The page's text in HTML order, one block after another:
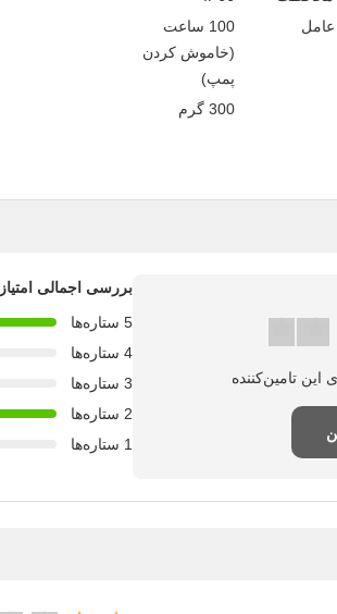
100 ساعت
(خاموش کردن
پمپ)
300 گرم
بررسی اجمالی امتیاز
5 ستاره‌ها
4 ستاره‌ها
3 ستاره‌ها
2 ستاره‌ها
1 ستاره‌ها